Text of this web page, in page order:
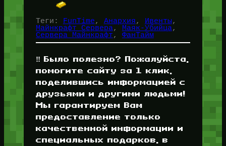
Теги: FunTime, Анархия, Ивенты
Майнкрафт Сервера, Маяк-Убийца
Сервера Майнкрафт, ФанТайм
‼️ Было полезно? Пожалуйста,
помогите сайту за 1 клик,
поделившись информацией с
друзьями и другими людьми!
Мы гарантируем Вам
предоставление только
качественной информации и
специальных подарков, в